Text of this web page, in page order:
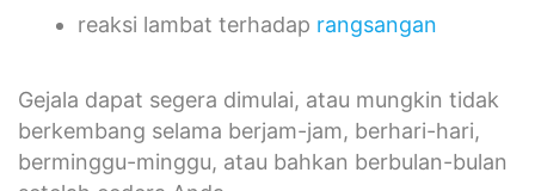
reaksi lambat terhadap rangsangan
Gejala dapat segera dimulai, atau mungkin tidak
berkembang selama berjam-jam, berhari-hari,
berminggu-minggu, atau bahkan berbulan-bulan